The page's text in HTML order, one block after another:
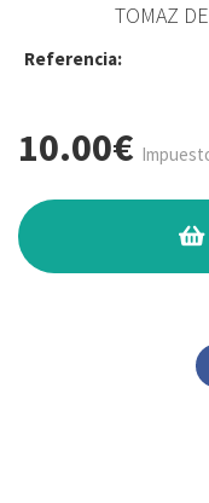
TOMAZ
Referencia:
10.00€